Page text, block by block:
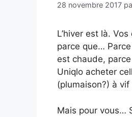
28 novembre 2017
L’hiver est là.
parce que… Parce
est chaude,
Uniqlo acheter
(plumaison?) à
Mais pour vous…